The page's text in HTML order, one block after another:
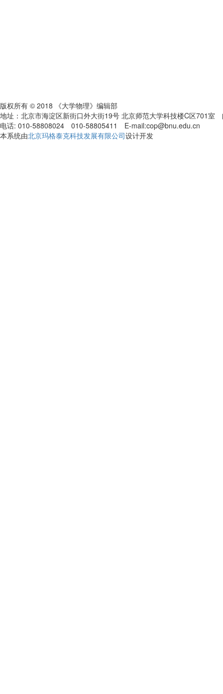
版权所有 © 2018 《大学物理》编辑部
地址：北京市海淀区新街口外大街19号 北京师范大学科技楼C区701室
电话: 010-58808024 010-58805411 E-mail:cop@bnu.edu.cn
本系统由北京玛格泰克科技发展有限公司设计开发